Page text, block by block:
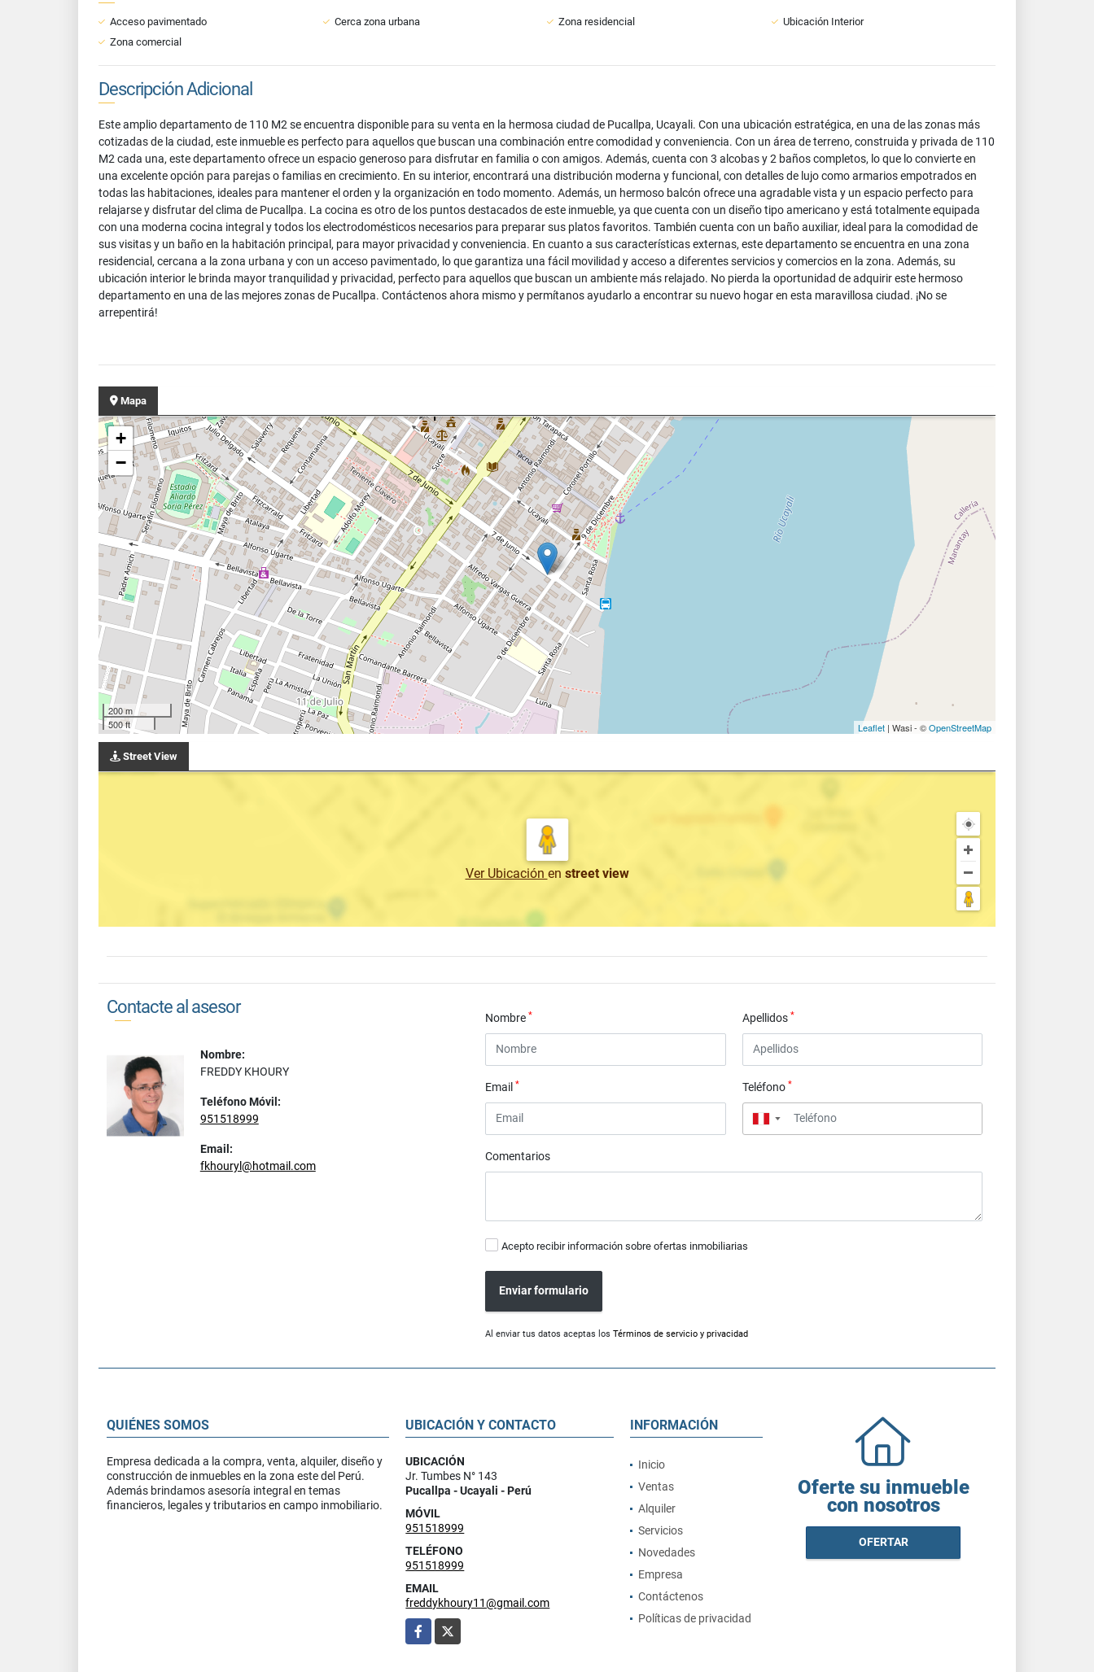
Acceso pavimentado Cerca zona urbana Zona residencial
Ubicación Interior
Zona comercial
Descripción Adicional
Este amplio departamento de 110 M2 se encuentra disponible para su venta en la hermosa ciudad de Pucallpa, Ucayali. Con una ubicación estratégica, en una de las zonas más
cotizadas de la ciudad, este inmueble es perfecto para aquellos que buscan una combinación entre comodidad y conveniencia. Con un área de terreno, construida y privada de 110
M2 cada una, este departamento ofrece un espacio generoso para disfrutar en familia o con amigos. Además, cuenta con 3 alcobas y 2 baños completos, lo que lo convierte en
una excelente opción para parejas o familias en crecimiento. En su interior, encontrará una distribución moderna y funcional, con detalles de lujo como armarios empotrados en
todas las habitaciones, ideales para mantener el orden y la organización en todo momento. Además, un hermoso balcón ofrece una agradable vista y un espacio perfecto para
relajarse y disfrutar del clima de Pucallpa. La cocina es otro de los puntos destacados de este inmueble, ya que cuenta con un diseño tipo americano y está totalmente equipada
con una moderna cocina integral y todos los electrodomésticos necesarios para preparar sus platos favoritos. También cuenta con un baño auxiliar, ideal para la comodidad de
sus visitas y un baño en la habitación principal, para mayor privacidad y conveniencia. En cuanto a sus características externas, este departamento se encuentra en una zona
residencial, cercana a la zona urbana y con un acceso pavimentado, lo que garantiza una fácil movilidad y acceso a diferentes servicios y comercios en la zona. Además, su
ubicación interior le brinda mayor tranquilidad y privacidad, perfecto para aquellos que buscan un ambiente más relajado. No pierda la oportunidad de adquirir este hermoso
departamento en una de las mejores zonas de Pucallpa. Contáctenos ahora mismo y permítanos ayudarlo a encontrar su nuevo hogar en esta maravillosa ciudad. ¡No se
arrepentirá!
Mapa
+
−
200 m
500 ft
Leaflet | Wasi - ©OpenStreetMap
Street View
Ver Ubicación en street view
Contacte al asesor
Nombre:
FREDDY KHOURY
Teléfono Móvil:
951518999
Email:
fkhouryl@hotmail.com
Nombre* Apellidos *
Email* Teléfono *
▼
Comentarios
Acepto recibir información sobre ofertas inmobiliarias
Enviar formulario
Al enviar tus datos aceptas losTérminos de servicio y privacidad
QUIÉNES SOMOS
Empresa dedicada a la compra, venta, alquiler, diseño y
construcción de inmuebles en la zona este del Perú.
Además brindamos asesoría integral en temas
financieros, legales y tributarios en campo inmobiliario.
UBICACIÓN Y CONTACTO
UBICACIÓN
Jr. Tumbes N° 143
Pucallpa - Ucayali - Perú
MÓVIL
951518999
TELÉFONO
951518999
EMAIL
freddykhoury11@gmail.com
Facebook
X
INFORMACIÓN
Inicio
Ventas
Alquiler
Servicios
Novedades
Empresa
Contáctenos
Políticas de privacidad
Oferte su inmueble
con nosotros
OFERTAR